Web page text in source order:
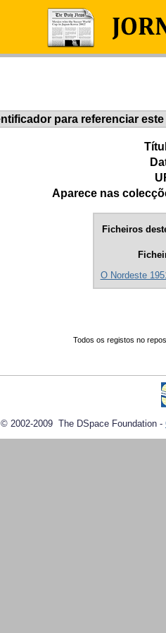
para referenciar
Aparece nas
Ficheiros
O Nordeste
Todos os registos no
2002-2009 The DSpace Foundation -